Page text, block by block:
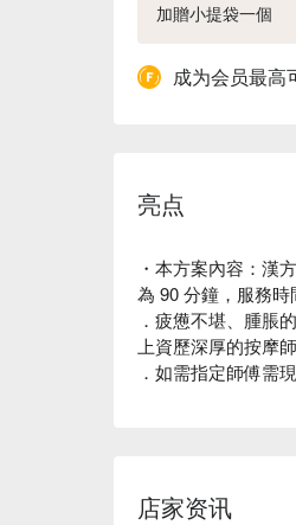
加贈小提袋一個
成为会员最高
亮点
・本方案內容：漢
為 90 分鐘，服務時
．疲憊不堪、腫脹
上資歷深厚的按摩
．如需指定師傅需
店家资讯